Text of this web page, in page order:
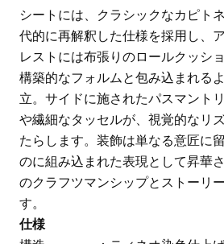
シートには、クラシックなカピト
代的に再解釈した仕様を採用し、
レストには布張りのロールクッシ
構築的なフォルムと包み込まれる
立。サイドに施されたパスマント
や繊細なタッセルが、視覚的なリ
たらします。装飾は単なる意匠に
のに組み込まれた表現として昇華
のクラフツマンシップとストーリ
す。
仕様